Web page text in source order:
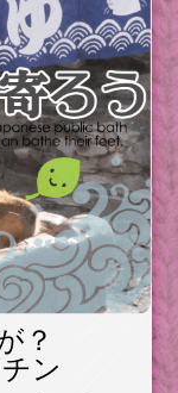
？
ン